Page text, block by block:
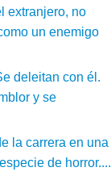
extranjero, no
un enemigo
deleitan con él.
y se
la carrera en una
de horror....